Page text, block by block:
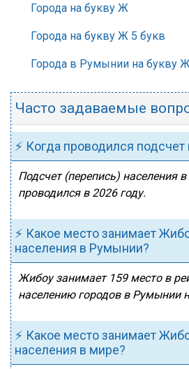
Города на букву Ж
Города на букву Ж 5 букв
Города в Румынии на букву
Часто задаваемые
⚡ Когда проводился
Подсчет (перепись) населения
проводился в 2026 году.
⚡ Какое место занимает
населения в Румынии?
Жибоу занимает 159 место в
населению городов в Румынии
⚡ Какое место занимает
населения в мире?